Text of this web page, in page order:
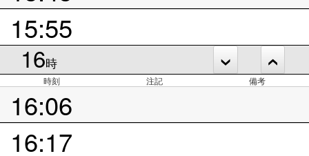
15:55
16時
時刻 注記 備考
16:06
16:17